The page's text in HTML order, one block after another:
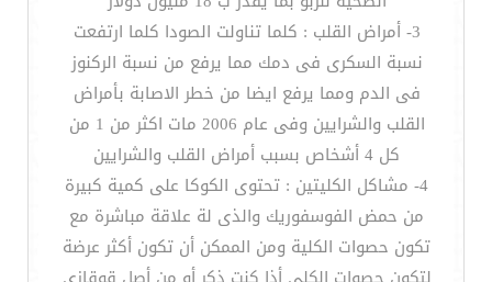
3- أمراض القلب : كلما تناولت الصودا كلما ارتفعت
نسبة السكرى فى دمك مما يرفع من نسبة الركنوز
فى الدم ومما يرفع ايضا من خطر الاصابة بأمراض
القلب والشرايين وفى عام 2006 مات اكثر من 1 من
كل 4 أشخاص بسبب أمراض القلب والشرايين
4- مشاكل الكليتين : تحتوى الكوكا على كمية كبيرة
من حمض الفوسفوريك والذى لة علاقة مباشرة مع
تكون حصوات الكلية ومن الممكن أن تكون أكثر عرضة